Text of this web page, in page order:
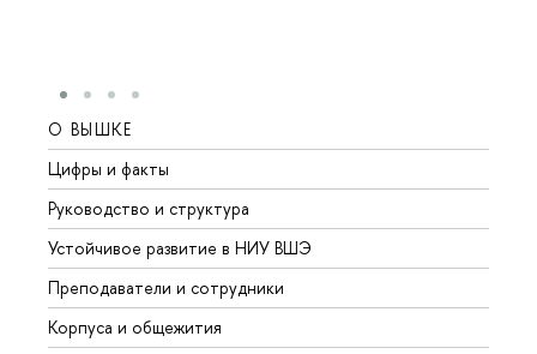
О ВЫШКЕ
Цифры и факты
Руководство и структура
Устойчивое развитие в НИУ ВШЭ
Преподаватели и сотрудники
Корпуса и общежития